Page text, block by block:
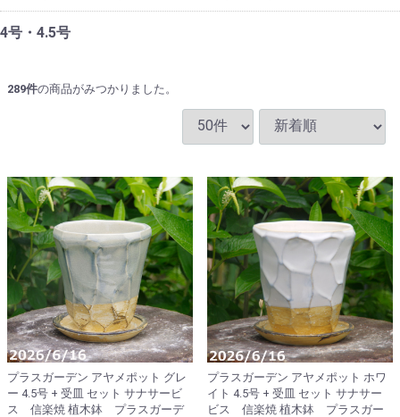
4号・4.5号
289件の商品がみつかりました。
プラスガーデン アヤメポット グレ
ー 4.5号 + 受皿 セット サナサービ
ス 信楽焼 植木鉢 プラスガーデ
プラスガーデン アヤメポット ホワ
イト 4.5号 + 受皿 セット サナサー
ビス 信楽焼 植木鉢 プラスガー